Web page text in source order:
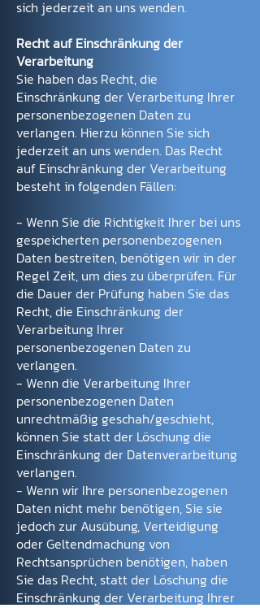
sich jederzeit an uns wenden.
Recht auf Einschränkung der
Verarbeitung
Sie haben das Recht, die
Einschränkung der Verarbeitung Ihrer
personenbezogenen Daten zu
verlangen. Hierzu können Sie sich
jederzeit an uns wenden. Das Recht
auf Einschränkung der Verarbeitung
besteht in folgenden Fällen:
- Wenn Sie die Richtigkeit Ihrer bei uns
gespeicherten personenbezogenen
Daten bestreiten, benötigen wir in der
Regel Zeit, um dies zu überprüfen. Für
die Dauer der Prüfung haben Sie das
Recht, die Einschränkung der
Verarbeitung Ihrer
personenbezogenen Daten zu
verlangen.
- Wenn die Verarbeitung Ihrer
personenbezogenen Daten
unrechtmäßig geschah/geschieht,
können Sie statt der Löschung die
Einschränkung der Datenverarbeitung
verlangen.
- Wenn wir Ihre personenbezogenen
Daten nicht mehr benötigen, Sie sie
jedoch zur Ausübung, Verteidigung
oder Geltendmachung von
Rechtsansprüchen benötigen, haben
Sie das Recht, statt der Löschung die
Einschränkung der Verarbeitung Ihrer